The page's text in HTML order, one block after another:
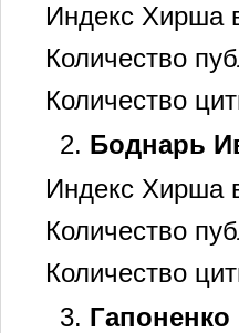
Индекс Хирша
Количество
Количество
Боднарь
Индекс Хирша
Количество
Количество